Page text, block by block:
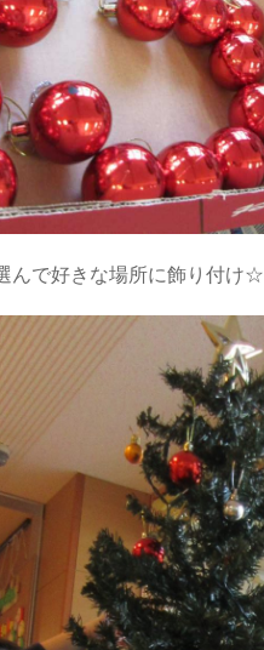
んで好きな場所に飾り付け☆